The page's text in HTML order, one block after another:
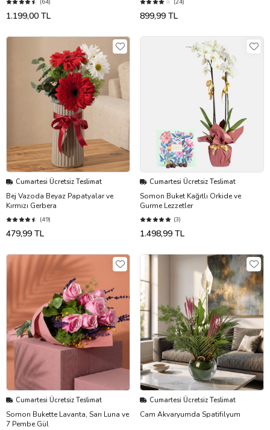
1.199,00 TL 899,99 TL
Cumartesi Ücretsiz Teslimat
Bej Vazoda Beyaz Papatyalar ve
Kırmızı Gerbera
(49)
479,99 TL
Cumartesi Ücretsiz Teslimat
Somon Buket Kağıtlı Orkide ve
Gurme Lezzetler
(3)
1.498,99 TL
Cumartesi Ücretsiz Teslimat
Somon Bukette Lavanta, Sarı Luna ve
7 Pembe Gül
Cumartesi Ücretsiz Teslimat
Cam Akvaryumda Spatifilyum